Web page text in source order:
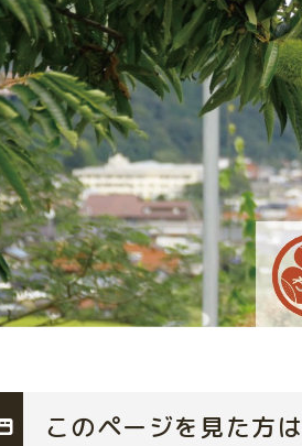
このページを見た方